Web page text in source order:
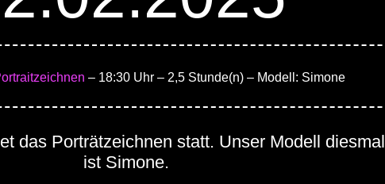
– 18:30 Uhr– 2,5 Stunde(n)– Modell: Simone
das Porträtzeichnen statt. Unser Modell diesmal
ist Simone.